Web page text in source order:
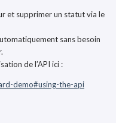
et supprimer un statut via le
sans besoin
de l’API ici :
demo#using-the-api